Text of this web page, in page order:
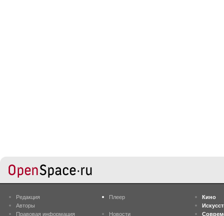
Редакция
Авторы
Правовая информация
Плеер
Новости
Кино